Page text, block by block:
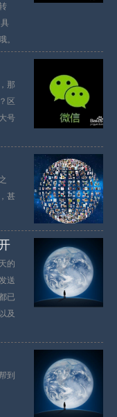
。
那
区
号
甚
的
送
已
及
到